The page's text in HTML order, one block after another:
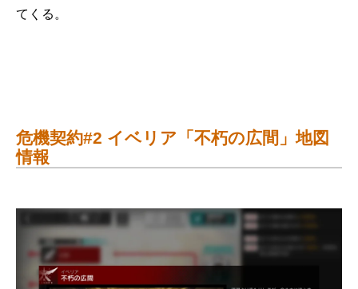
てくる。
危機契約#2 イベリア「不朽の広間」地図
情報